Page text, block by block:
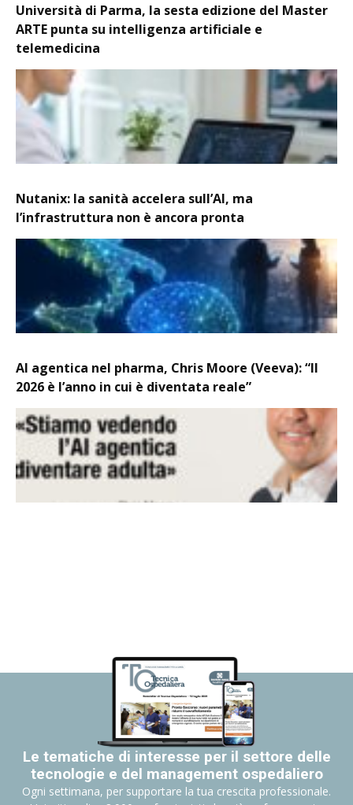
Università di Parma, la sesta edizione del Master
ARTE punta su intelligenza artificiale e
telemedicina
Nutanix: la sanità accelera sull’AI, ma
l’infrastruttura non è ancora pronta
AI agentica nel pharma, Chris Moore (Veeva): “Il
2026 è l’anno in cui è diventata reale”
Le tematiche di interesse per il settore delle
tecnologie e del management ospedaliero
Ogni settimana, per supportare la tua crescita professionale.